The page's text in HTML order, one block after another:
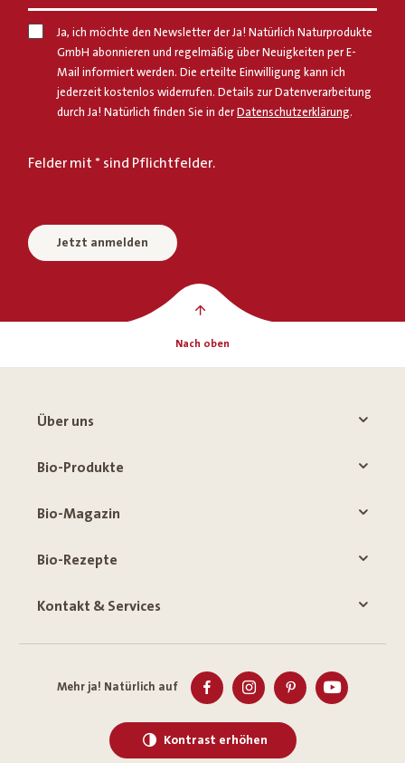
Ja, ich möchte den Newsletter der Ja! Natürlich Naturprodukte
GmbH abonnieren und regelmäßig über Neuigkeiten per E-
Mail informiert werden. Die erteilte Einwilligung kann ich
jederzeit kostenlos widerrufen. Details zur Datenverarbeitung
durch Ja! Natürlich finden Sie in derDatenschutzerklärung.
Felder mit * sind Pflichtfelder.
Jetzt anmelden
Nach oben
Über uns
Bio-Produkte
Bio-Magazin
Bio-Rezepte
Kontakt & Services
Mehr ja! Natürlich auf
Kontrast erhöhen